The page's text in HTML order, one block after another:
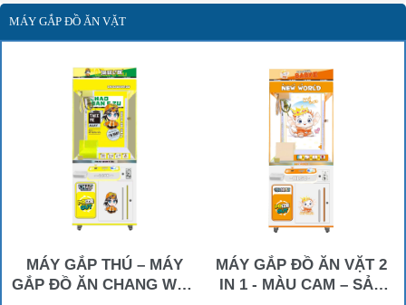
MÁY GẮP ĐỒ ĂN VẶT
MÁY GẮP THÚ – MÁY
GẮP ĐỒ ĂN CHANG WAN
MÁY GẮP ĐỒ ĂN VẶT 2
IN 1 - MÀU CAM – SẢN